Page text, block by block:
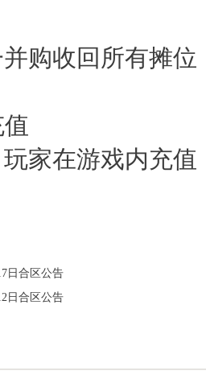
收回所有摊位
在游戏内充值
日合区公告
日合区公告